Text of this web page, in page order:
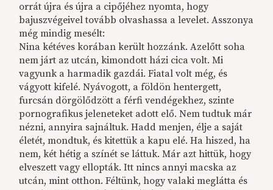
orrát újra és újra a cipőjéhez nyomta, hogy
bajuszvégeivel tovább olvashassa a levelet. Asszonya
még mindig mesélt:
Nina kétéves korában került hozzánk. Azelőtt soha
nem járt az utcán, kimondott házi cica volt. Mi
vagyunk a harmadik gazdái. Fiatal volt még, és
vágyott kifelé. Nyávogott, a földön hentergett,
furcsán dörgölődzött a férfi vendégekhez, szinte
pornografikus jeleneteket adott elő. Nem tudtuk már
nézni, annyira sajnáltuk. Hadd menjen, élje a saját
életét, mondtuk, és kitettük a kapu elé. Ha hiszed, ha
nem, két hétig a színét se láttuk. Már azt hittük, hogy
elveszett vagy ellopták. Itt nincs annyi macska az
utcán, mint otthon. Féltünk, hogy valaki meglátta és